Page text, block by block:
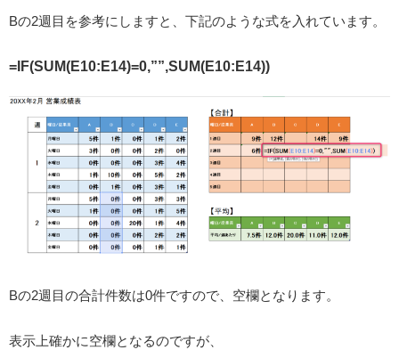
Bの2週目を参考にしますと、下記のような式を入れています。
=IF(SUM(E10:E14)=0,””,SUM(E10:E14))
Bの2週目の合計件数は0件ですので、空欄となります。
表示上確かに空欄となるのですが、